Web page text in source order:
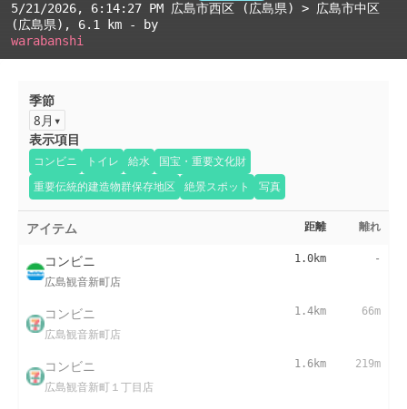
5/21/2026, 6:14:27 PM 広島市西区 (広島県) > 広島市中区
(広島県) , 6.1 km - by
warabanshi
季節
8月
表示項目
コンビニ トイレ 給水
国宝・重要文化財
重要伝統的建造物群保存地区
絶景スポット 写真
アイテム 距離 離れ
コンビニ
広島観音新町店
1.0km -
コンビニ
広島観音新町店
1.4km 66m
コンビニ
広島観音新町１丁目店
1.6km 219m